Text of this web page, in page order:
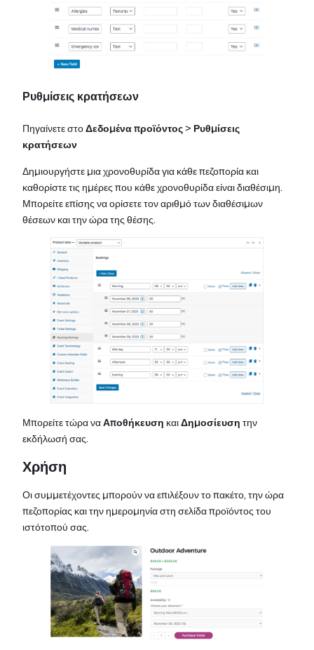
Ρυθμίσεις κρατήσεων
Πηγαίνετε στοΔεδομένα προϊόντος> Ρυθμίσεις
κρατήσεων
Δημιουργήστε μια χρονοθυρίδα για κάθε πεζοπορία και
καθορίστε τις ημέρες που κάθε χρονοθυρίδα είναι διαθέσιμη.
Μπορείτε επίσης να ορίσετε τον αριθμό των διαθέσιμων
θέσεων και την ώρα της θέσης.
Μπορείτε τώρα ναΑποθήκευση καιΔημοσίευσητην
εκδήλωσή σας.
Χρήση
Οι συμμετέχοντες μπορούν να επιλέξουν το πακέτο, την ώρα
πεζοπορίας και την ημερομηνία στη σελίδα προϊόντος του
ιστότοπού σας.